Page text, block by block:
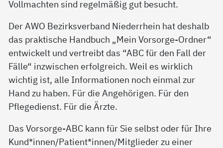
Vollmachten sind regelmäßig gut besucht.
Der AWO Bezirksverband Niederrhein hat deshalb
das praktische Handbuch „Mein Vorsorge-Ordner“
entwickelt und vertreibt das “ABC für den Fall der
Fälle“ inzwischen erfolgreich. Weil es wirklich
wichtig ist, alle Informationen noch einmal zur
Hand zu haben. Für die Angehörigen. Für den
Pflegedienst. Für die Ärzte.
Das Vorsorge-ABC kann für Sie selbst oder für Ihre
Kund*innen/Patient*innen/Mitglieder zu einer